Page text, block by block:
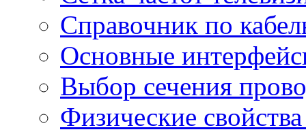
Справочник по
Основные
Выбор сечения
Физические